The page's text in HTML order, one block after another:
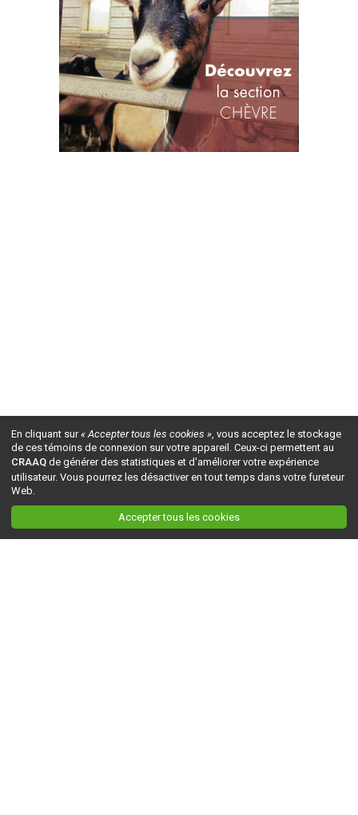
En cliquant sur« Accepter tous les cookies », vous acceptez le stockage
de ces témoins de connexion sur votre appareil. Ceux-ci permettent au
CRAAQ de générer des statistiques et d'améliorer votre expérience
utilisateur. Vous pourrez les désactiver en tout temps dans votre fureteur
Web.
Accepter tous les cookies